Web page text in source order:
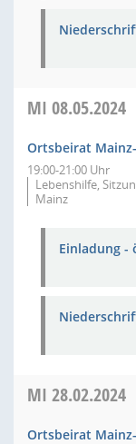
MI 08.05.2024
Ortsbeirat
19:00-21:00 Uhr
Lebenshilfe,
Mainz
Einladung -
MI 28.02.2024
Ortsbeirat